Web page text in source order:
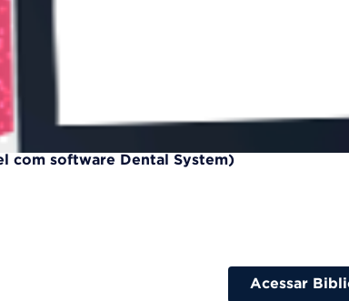
com software Dental System)
Acessar